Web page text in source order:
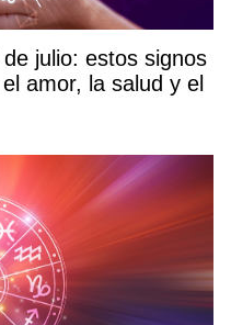
julio: estos signos
amor, la salud y el